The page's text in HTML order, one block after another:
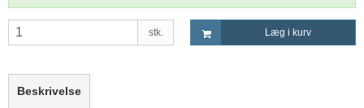
stk. Læg i kurv
Beskrivelse